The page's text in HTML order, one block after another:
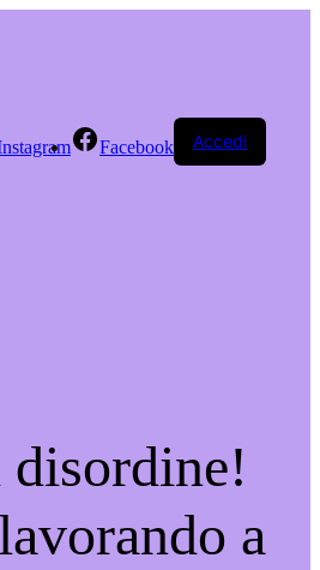
Facebook Accedi
disordine!
a